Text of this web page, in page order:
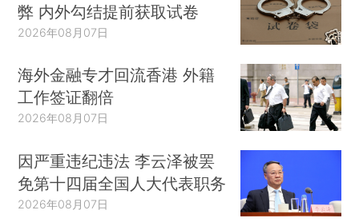
弊 内外勾结提前获取试卷
2026年08月07日
海外金融专才回流香港 外籍
工作签证翻倍
2026年08月07日
因严重违纪违法 李云泽被罢
免第十四届全国人大代表职务
2026年08月07日